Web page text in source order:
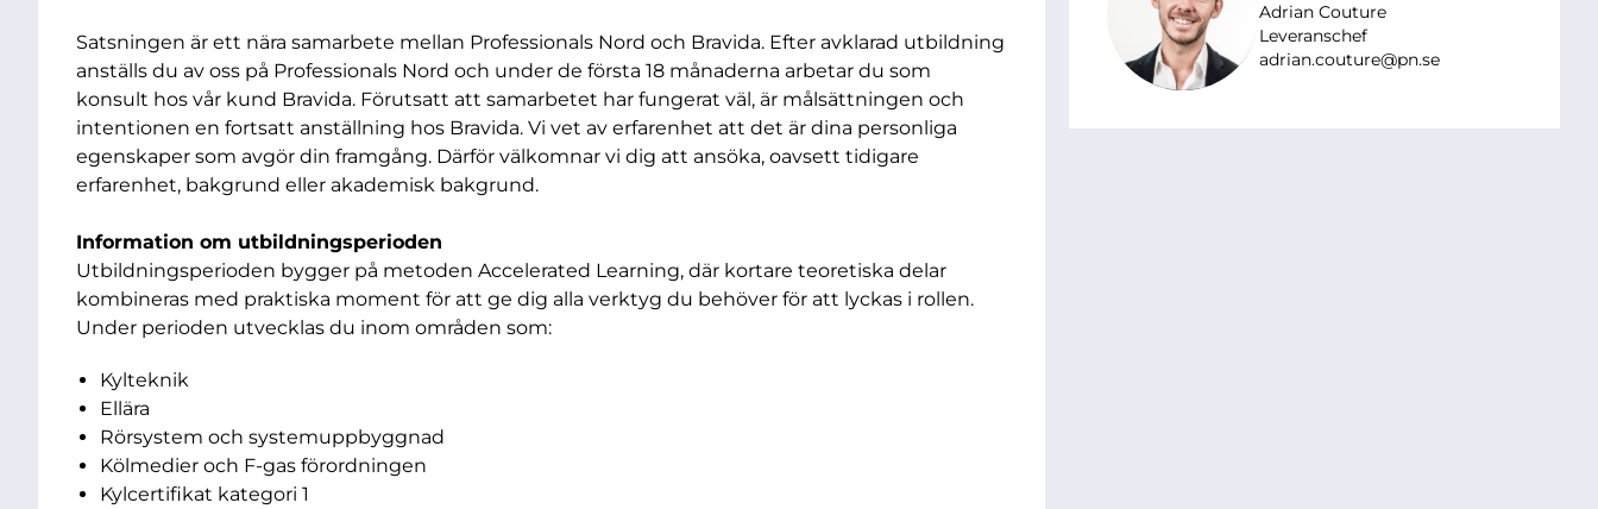
Satsningen är ett nära samarbete mellan Professionals Nord och Bravida. Efter avklarad utbildning
anställs du av oss på Professionals Nord och under de första 18 månaderna arbetar du som
konsult hos vår kund Bravida. Förutsatt att samarbetet har fungerat väl, är målsättningen och
intentionen en fortsatt anställning hos Bravida. Vi vet av erfarenhet att det är dina personliga
egenskaper som avgör din framgång. Därför välkomnar vi dig att ansöka, oavsett tidigare
erfarenhet, bakgrund eller akademisk bakgrund.
Information om utbildningsperioden
Utbildningsperioden bygger på metoden Accelerated Learning, där kortare teoretiska delar
kombineras med praktiska moment för att ge dig alla verktyg du behöver för att lyckas i rollen.
Under perioden utvecklas du inom områden som:
Kylteknik
Ellära
Rörsystem och systemuppbyggnad
Kölmedier och F-gas förordningen
Kylcertifikat kategori 1
Adrian Couture
Leveranschef
adrian.couture@pn.se